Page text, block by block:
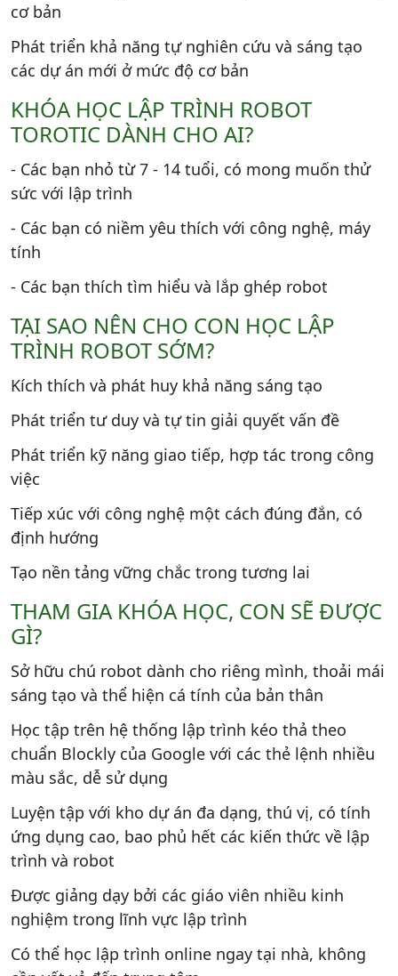
cơ bản
Phát triển khả năng tự nghiên cứu và sáng tạo
các dự án mới ở mức độ cơ bản
KHÓA HỌC LẬP TRÌNH ROBOT
TOROTIC DÀNH CHO AI?
- Các bạn nhỏ từ 7 - 14 tuổi, có mong muốn thử
sức với lập trình
- Các bạn có niềm yêu thích với công nghệ, máy
tính
- Các bạn thích tìm hiểu và lắp ghép robot
TẠI SAO NÊN CHO CON HỌC LẬP
TRÌNH ROBOT SỚM?
Kích thích và phát huy khả năng sáng tạo
Phát triển tư duy và tự tin giải quyết vấn đề
Phát triển kỹ năng giao tiếp, hợp tác trong công
việc
Tiếp xúc với công nghệ một cách đúng đắn, có
định hướng
Tạo nền tảng vững chắc trong tương lai
THAM GIA KHÓA HỌC, CON SẼ ĐƯỢC
GÌ?
Sở hữu chú robot dành cho riêng mình, thoải mái
sáng tạo và thể hiện cá tính của bản thân
Học tập trên hệ thống lập trình kéo thả theo
chuẩn Blockly của Google với các thẻ lệnh nhiều
màu sắc, dễ sử dụng
Luyện tập với kho dự án đa dạng, thú vị, có tính
ứng dụng cao, bao phủ hết các kiến thức về lập
trình và robot
Được giảng dạy bởi các giáo viên nhiều kinh
nghiệm trong lĩnh vực lập trình
Có thể học lập trình online ngay tại nhà, không